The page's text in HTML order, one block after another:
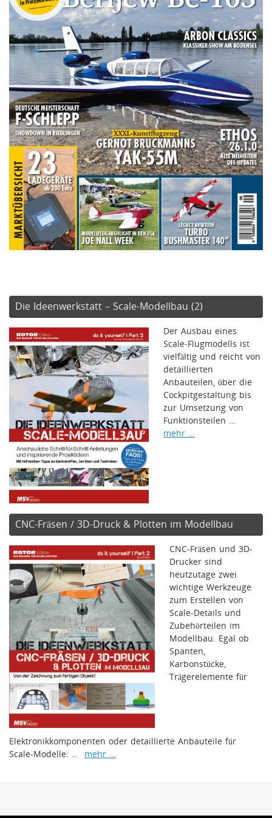
Die Ideenwerkstatt – Scale-Modellbau (2)
Der Ausbau eines
Scale-Flugmodells ist
vielfältig und reicht von
detaillierten
Anbauteilen, über die
Cockpitgestaltung bis
zur Umsetzung von
Funktionsteilen …
mehr …
CNC-Fräsen / 3D-Druck & Plotten im Modellbau
CNC-Fräsen und 3D-
Drucker sind
heutzutage zwei
wichtige Werkzeuge
zum Erstellen von
Scale-Details und
Zubehörteilen im
Modellbau. Egal ob
Spanten,
Karbonstücke,
Trägerelemente für
Elektronikkomponenten oder detaillierte Anbauteile für
Scale-Modelle: … mehr …